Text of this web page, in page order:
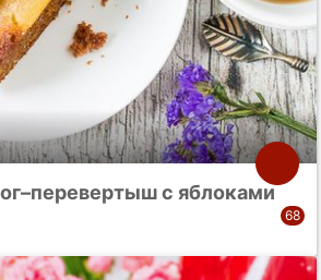
с яблоками